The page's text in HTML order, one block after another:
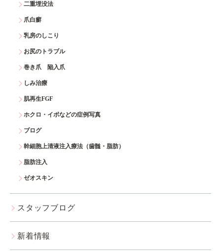
二重埋没法
爪白癬
乳房のしこり
お尻のトラブル
巻き爪 陥入爪
しみ治療
肌再生FGF
ホクロ・イボなどの症例写真
ブログ
幹細胞上清液注入療法（歯髄・脂肪）
脂肪注入
ゼオスキン
スタッフブログ
新着情報